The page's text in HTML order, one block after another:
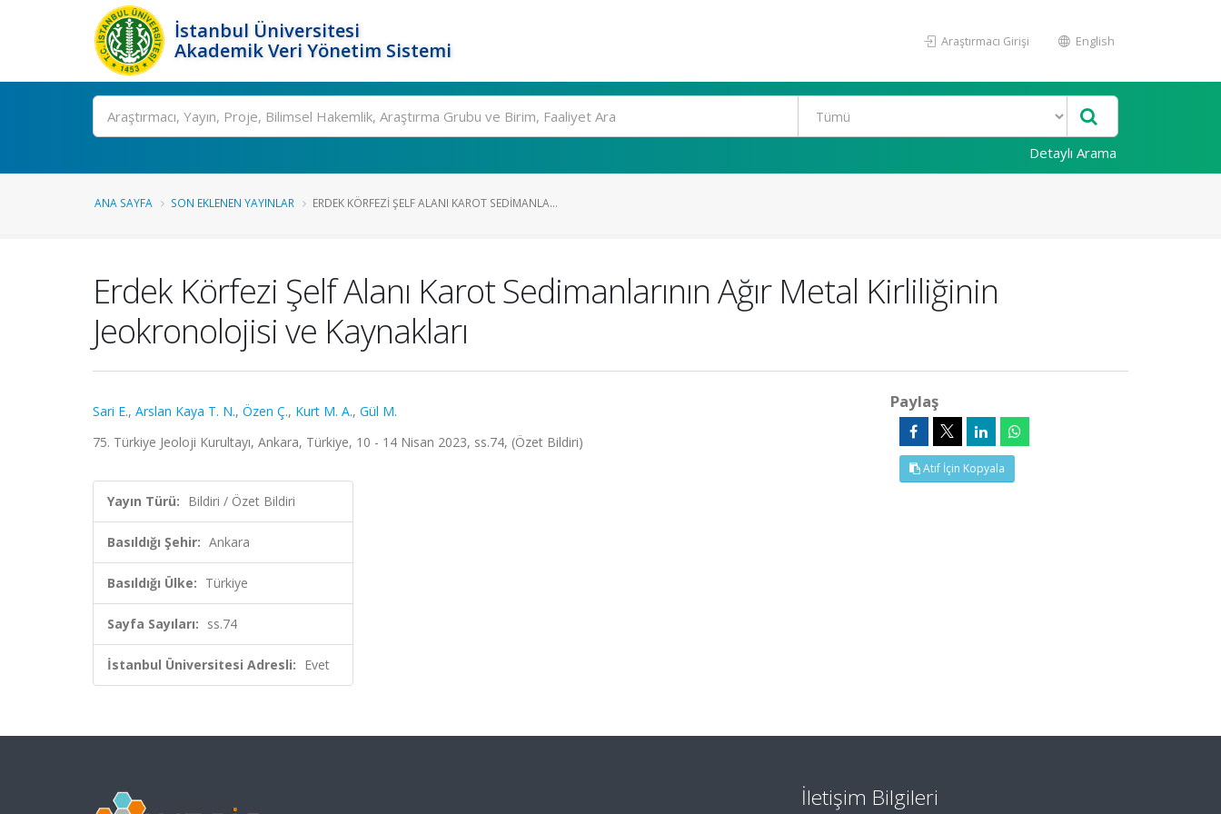
İstanbul Üniversitesi
Akademik Veri Yönetim Sistemi
Araştırmacı Girişi English
Ara
Detaylı Arama
ANA SAYFA SON EKLENEN YAYINLAR ERDEK KÖRFEZI ŞELF ALANI KAROT SEDIMANLA...
Erdek Körfezi Şelf Alanı Karot Sedimanlarının Ağır Metal Kirliliğinin
Jeokronolojisi ve Kaynakları
Sari E., Arslan Kaya T. N., Özen Ç., Kurt M. A., Gül M.
75. Türkiye Jeoloji Kurultayı, Ankara, Türkiye, 10 - 14 Nisan 2023, ss.74, (Özet Bildiri)
Yayın Türü: Bildiri / Özet Bildiri
Basıldığı Şehir: Ankara
Basıldığı Ülke: Türkiye
Sayfa Sayıları: ss.74
İstanbul Üniversitesi Adresli: Evet
Paylaş
Atıf İçin Kopyala
İletişim Bilgileri